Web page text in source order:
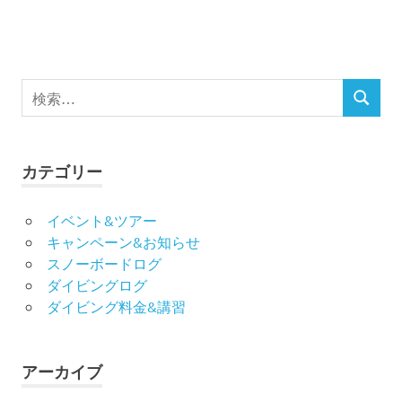
検
索
検
カテゴリー
イベント&ツアー
キャンペーン&お知らせ
スノーボードログ
ダイビングログ
ダイビング料金&講習
アーカイブ